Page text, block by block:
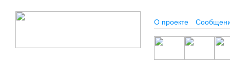
О проекте